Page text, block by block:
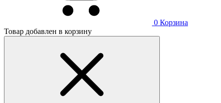
0 Корзина
Товар добавлен в корзину